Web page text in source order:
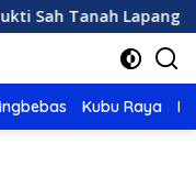
Lapangan Bardanadi
Kubu Raya